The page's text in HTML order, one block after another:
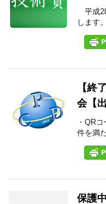
平成
します
【終
会【
・QR
件を満
保護